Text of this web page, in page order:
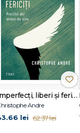
trează
Imperfecţi, liberi şi fericiţi.
Andre
lei 62.37 lei